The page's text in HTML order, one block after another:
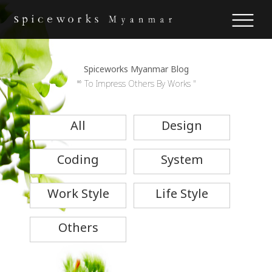
Spiceworks Myanmar Blog
“ To Impress Others By Works "
All
Design
Coding
System
Work Style
Life Style
Others